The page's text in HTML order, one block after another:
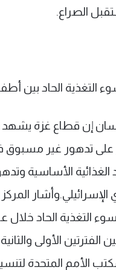
الصراع.
إن قطاع غزة يشهد
تدهور غير مسبوق
بنسبة 37 % بين الفترتين